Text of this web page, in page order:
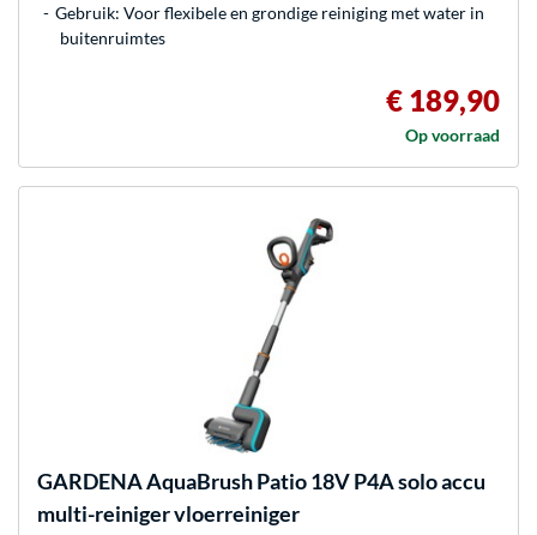
Gebruik: Voor flexibele en grondige reiniging met water in
buitenruimtes
€ 189,90
Op voorraad
GARDENAAquaBrush Patio 18V P4A solo accu
multi-reiniger vloerreiniger